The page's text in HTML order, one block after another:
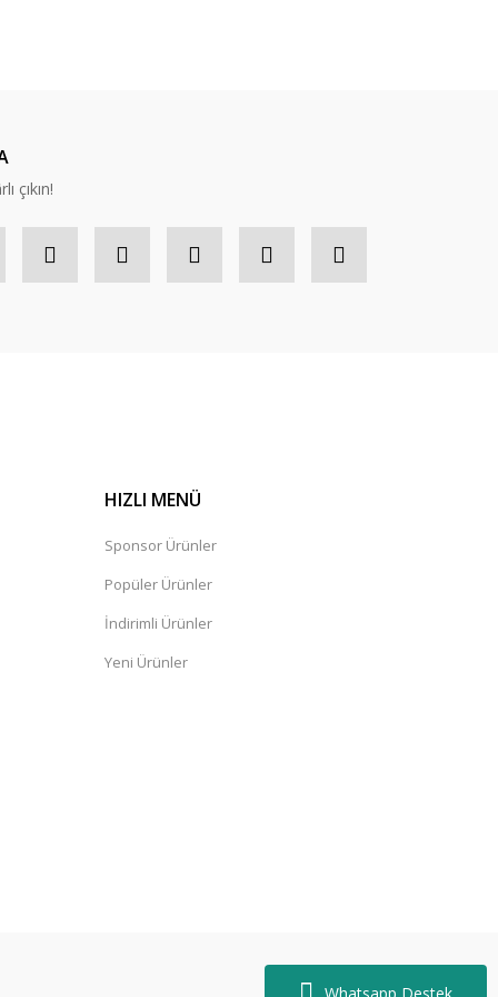
Whatsapp Destek
çıkın!
HIZLI MENÜ
Sponsor Ürünler
Popüler Ürünler
İndirimli Ürünler
Yeni Ürünler